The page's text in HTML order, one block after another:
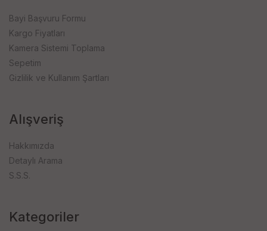
Bayi Başvuru Formu
Kargo Fiyatları
Kamera Sistemi Toplama
Sepetim
Gizlilik ve Kullanım Şartları
Alışveriş
Hakkımızda
Detaylı Arama
S.S.S.
Kategoriler